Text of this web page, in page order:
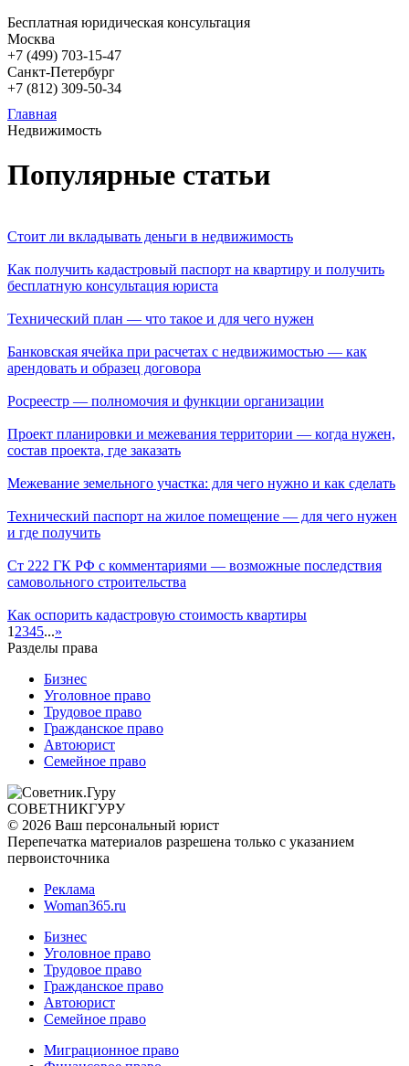
Бесплатная юридическая консультация
Москва
+7 (499) 703-15-47
Санкт-Петербург
+7 (812) 309-50-34
Главная
Недвижимость
Популярные статьи
Стоит ли вкладывать деньги в недвижимость
Как получить кадастровый паспорт на квартиру и получить
бесплатную консультация юриста
Технический план — что такое и для чего нужен
Банковская ячейка при расчетах с недвижимостью — как
арендовать и образец договора
Росреестр — полномочия и функции организации
Проект планировки и межевания территории — когда нужен,
состав проекта, где заказать
Межевание земельного участка: для чего нужно и как сделать
Технический паспорт на жилое помещение — для чего нужен
и где получить
Ст 222 ГК РФ с комментариями — возможные последствия
самовольного строительства
Как оспорить кадастровую стоимость квартиры
1 2345...»
Разделы права
Бизнес
Уголовное право
Трудовое право
Гражданское право
Автоюрист
Семейное право
СОВЕТНИКГУРУ
© 2026 Ваш персональный юрист
Перепечатка материалов разрешена только с указанием
первоисточника
Реклама
Woman365.ru
Бизнес
Уголовное право
Трудовое право
Гражданское право
Автоюрист
Семейное право
Миграционное право